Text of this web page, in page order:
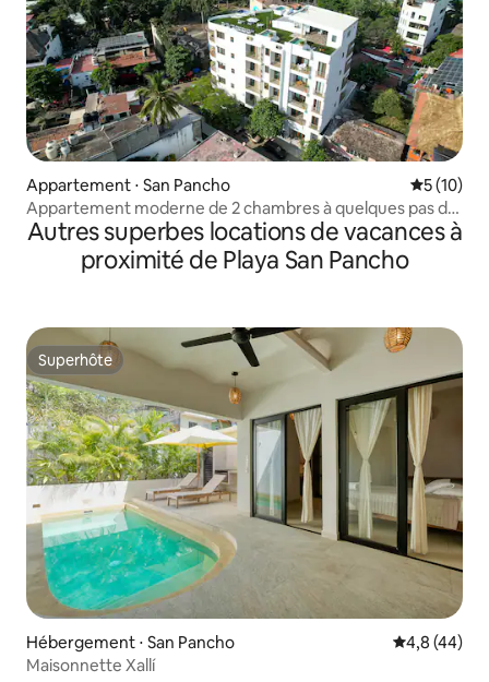
Appartement ⋅ San Pancho
5 (10)
Appartement moderne de 2 chambres à quelques pas de
la plage
Autres superbes locations de vacances à
proximité de Playa San Pancho
Superhôte
Superhôte
Hébergement ⋅ San Pancho Évaluation
4,8 (44)
Maisonnette Xallí